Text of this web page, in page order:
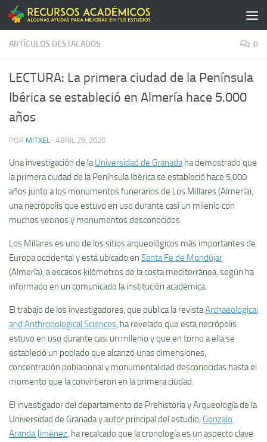
Saltar al contenido
ARTÍCULOS DESTACADOS 0
LECTURA: La primera ciudad de la Península
Ibérica se estableció en Almería hace 5.000
años
POR MITXEL · ABRIL 29, 2020
Una investigación de laUniversidad de Granadaha demostrado que
la primera ciudad de la Península Ibérica se estableció hace 5.000
años junto a los monumentos funerarios de Los Millares (Almería),
una necrópolis que estuvo en uso durante casi un milenio con
muchos vecinos y monumentos desconocidos.
Los Millares es uno de los sitios arqueológicos más importantes de
Europa occidental y está ubicado en Santa Fe de Mondújar
(Almería), a escasos kilómetros de la costa mediterránea, según ha
informado en un comunicado la institución académica.
El trabajo de los investigadores, que publica la revistaArchaeological
and Anthropological Sciences, ha revelado que esta necrópolis
estuvo en uso durante casi un milenio y que en torno a ella se
estableció un poblado que alcanzó unas dimensiones,
concentración poblacional y monumentalidad desconocidas hasta el
momento que la convirtieron en la primera ciudad.
El investigador del departamento de Prehistoria y Arqueología de la
Universidad de Granada y autor principal del estudio, Gonzalo
Aranda Jiménez, ha recalcado que la cronología es un aspecto clave